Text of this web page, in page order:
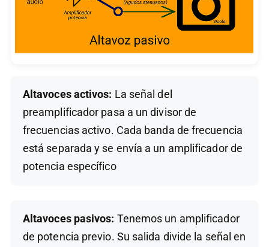
Altavoces activos: La señal del
preamplificador pasa a un divisor de
frecuencias activo. Cada banda de frecuencia
está separada y se envía a un amplificador de
potencia específico
Altavoces pasivos: Tenemos un amplificador
de potencia previo. Su salida divide la señal en